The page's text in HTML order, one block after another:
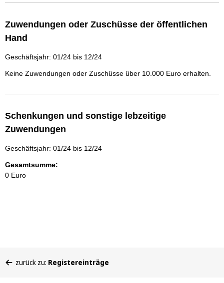
Zuwendungen oder Zuschüsse der öffentlichen
Hand
Geschäftsjahr: 01/24 bis 12/24
Keine Zuwendungen oder Zuschüsse über 10.000 Euro erhalten.
Schenkungen und sonstige lebzeitige
Zuwendungen
Geschäftsjahr: 01/24 bis 12/24
Gesamtsumme:
0 Euro
befinden
zurück zu: Registereinträge